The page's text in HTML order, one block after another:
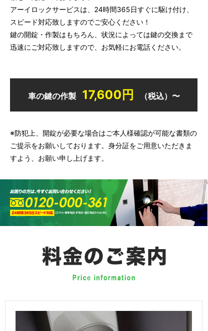
アーイロックサービスは、24時間365日すぐに駆け付け、
スピード対応致しますのでご安心ください！
鍵の開錠・作製はもちろん、状況によっては鍵の交換まで
迅速にご対応致しますので、お気軽にお電話ください。
車の鍵の作製 17,600円 （税込）〜
※防犯上、開錠が必要な場合はご本人様確認が可能な書類の
ご提示をお願いしております。身分証をご用意いただきま
すよう、お願い申し上げます。